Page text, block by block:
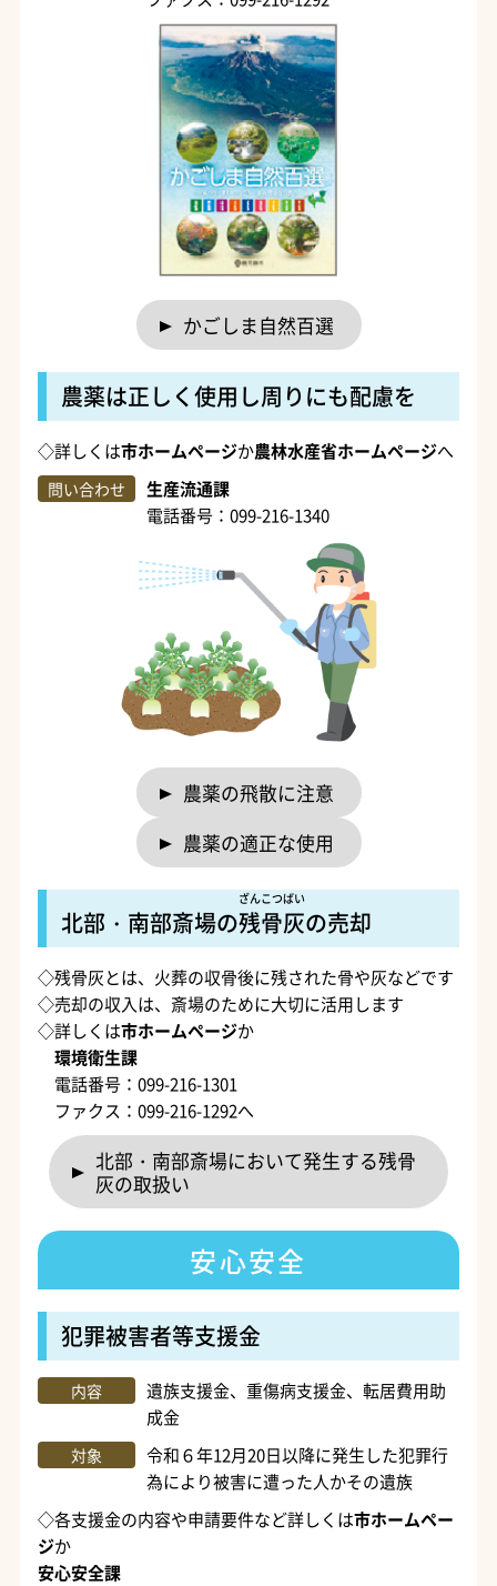
かごしま自然百選
農薬は正しく使用し周りにも配慮を
◇詳しくは市ホームページか農林水産省ホームページへ
問い合わせ
生産流通課
電話番号：099-216-1340
農薬の飛散に注意
農薬の適正な使用
北部・南部斎場の残骨灰
ざんこつばい
の売却
◇残骨灰とは、火葬の収骨後に残された骨や灰などです
◇売却の収入は、斎場のために大切に活用します
◇詳しくは市ホームページか
環境衛生課
電話番号：099-216-1301
ファクス：099-216-1292へ
北部・南部斎場において発生する残骨
灰の取扱い
安心安全
犯罪被害者等支援金
内容
遺族支援金、重傷病支援金、転居費用助
成金
対象
令和６年12月20日以降に発生した犯罪行
為により被害に遭った人かその遺族
◇各支援金の内容や申請要件など詳しくは市ホームペー
ジか
安心安全課